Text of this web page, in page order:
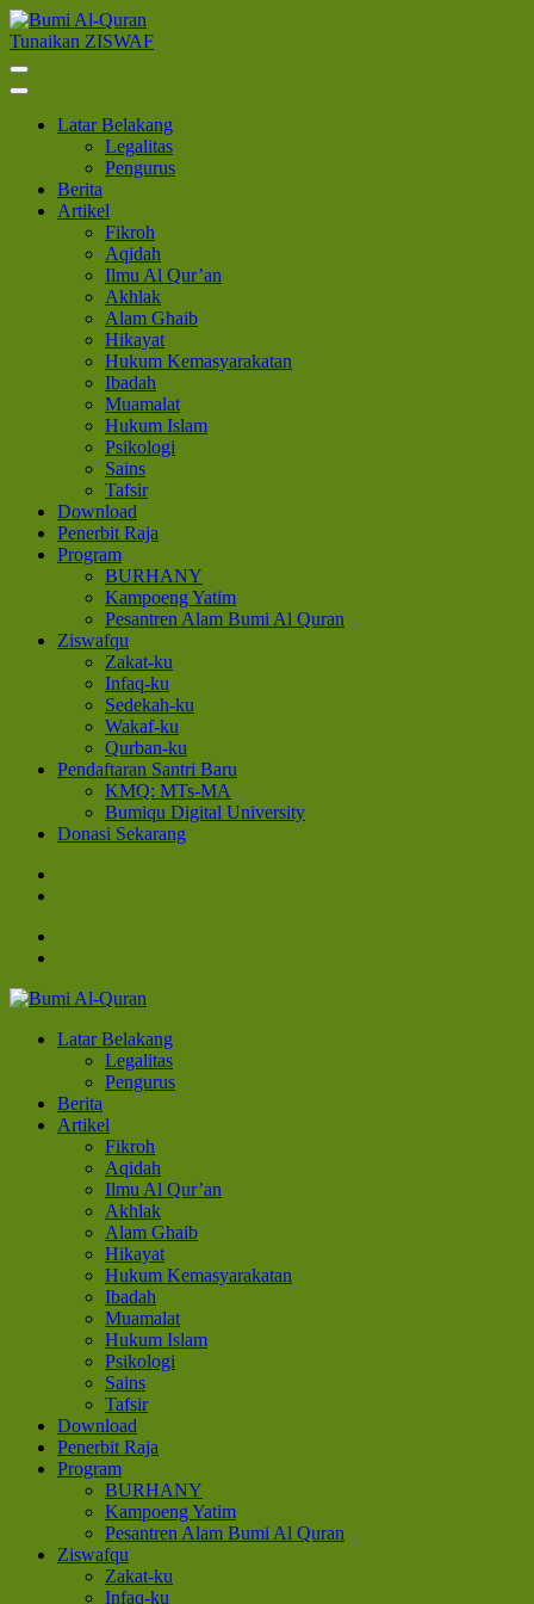
Lompat
ke
konten
(Tekan
Tunaikan ZISWAF
Latar Belakang
Legalitas
Pengurus
Berita
Artikel
Fikroh
Aqidah
Ilmu Al Qur’an
Akhlak
Alam Ghaib
Hikayat
Hukum Kemasyarakatan
Ibadah
Muamalat
Hukum Islam
Psikologi
Sains
Tafsir
Download
Penerbit Raja
Program
BURHANY
Kampoeng Yatim
Pesantren Alam Bumi Al Quran
Ziswafqu
Zakat-ku
Infaq-ku
Sedekah-ku
Wakaf-ku
Qurban-ku
Pendaftaran Santri Baru
KMQ: MTs-MA
Bumiqu Digital University
Donasi Sekarang
Bumi Al-Quran
Sinergi Untuk Kebahagiaan Dunia-Akhirat
Latar Belakang
Legalitas
Pengurus
Berita
Artikel
Fikroh
Aqidah
Ilmu Al Qur’an
Akhlak
Alam Ghaib
Hikayat
Hukum Kemasyarakatan
Ibadah
Muamalat
Hukum Islam
Psikologi
Sains
Tafsir
Download
Penerbit Raja
Program
BURHANY
Kampoeng Yatim
Pesantren Alam Bumi Al Quran
Ziswafqu
Zakat-ku
Infaq-ku